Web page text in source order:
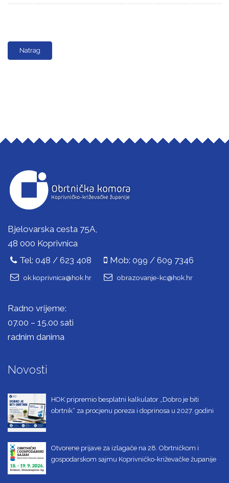
Natrag
Bjelovarska cesta 75A,
48 000 Koprivnica
Tel: 048 / 623 408
Mob: 099 / 609 7346
ok.koprivnica@hok.hr obrazovanje-kc@hok.hr
Radno vrijeme:
07.00 – 15.00 sati
radnim danima
Novosti
HOK pripremio besplatni kalkulator „Dobro je biti
obrtnik“ za procjenu poreza i doprinosa u 2027. godini
Otvorene prijave za izlagače na 28. Obrtničkom i
gospodarskom sajmu Koprivničko-križevačke županije